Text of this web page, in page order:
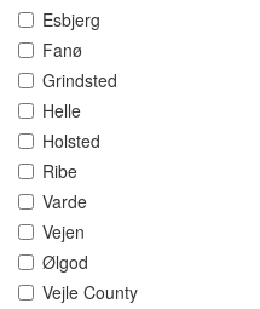
Esbjerg
Fanø
Grindsted
Helle
Holsted
Ribe
Varde
Vejen
Ølgod
Vejle County